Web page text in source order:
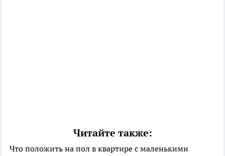
Читайте также:
Что положить на пол в квартире с маленькими